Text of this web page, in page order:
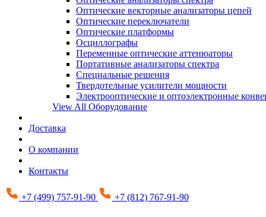
Оптические векторные анализаторы цепей
Оптические переключатели
Оптические платформы
Осциллографы
Переменные оптические аттенюаторы
Портативные анализаторы спектра
Специальные решения
Твердотельные усилители мощности
Электрооптические и оптоэлектронные
View All Оборудование
Доставка
О компании
Контакты
+7 (499) 757-91-90 +7 (812) 767-91-90